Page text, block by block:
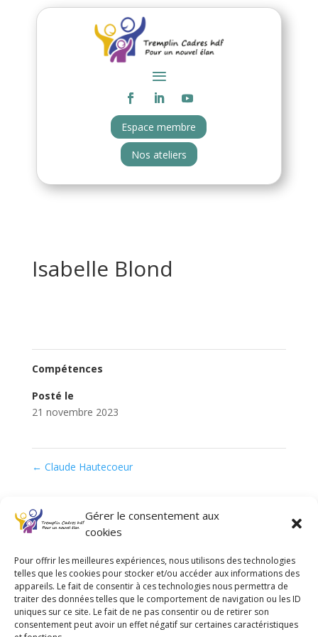
Gérer le consentement aux
cookies
Pour offrir les meilleures expériences, nous utilisons des technologies
telles que les cookies pour stocker et/ou accéder aux informations des
appareils. Le fait de consentir à ces technologies nous permettra de
traiter des données telles que le comportement de navigation ou les ID
uniques sur ce site. Le fait de ne pas consentir ou de retirer son
consentement peut avoir un effet négatif sur certaines caractéristiques
Espace membre
Nos ateliers
Isabelle Blond
Compétences
Posté le
21 novembre 2023
← Claude Hautecoeur
Articles récents
Un atelier inspirant avec Tremplin Cadres hdf !
2026
Quand le padel devient bien plus qu’un sport… 4 août
2026
Accompagner, structurer, réussir ! 3 août 2026